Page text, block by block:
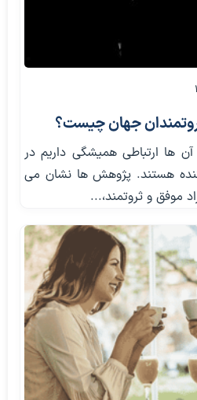
جهان چیست؟
ها ارتباطی همیشگی داریم در
هستند. پژوهش ها نشان می
موفق و ثروتمند،...